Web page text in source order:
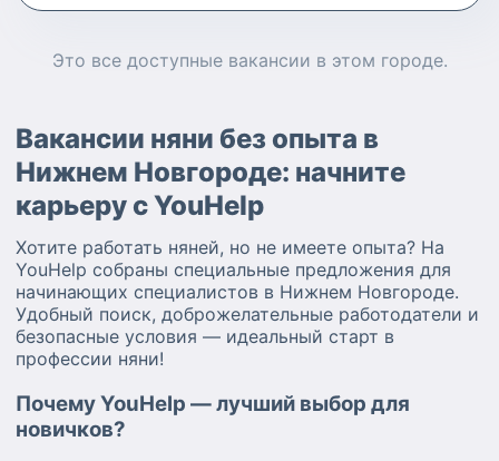
ответственность, искренность, подвижность и
1700, начало работы — август 2025. Возможна
Это все доступные вакансии в этом городе.
Вакансии няни без опыта в
Нижнем Новгороде: начните
карьеру с YouHelp
Хотите работать няней, но не имеете опыта? На
YouHelp собраны специальные предложения для
начинающих специалистов в Нижнем Новгороде.
Удобный поиск, доброжелательные работодатели и
безопасные условия — идеальный старт в
профессии няни!
Почему YouHelp — лучший выбор для
новичков?